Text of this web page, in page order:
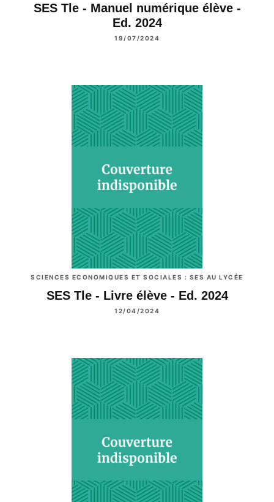
SES Tle - Manuel numérique élève -
Ed. 2024
19/07/2024
SCIENCES ECONOMIQUES ET SOCIALES : SES AU LYCÉE
SES Tle - Livre élève - Ed. 2024
12/04/2024